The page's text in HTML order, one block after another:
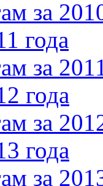
за
года
за
года
за
года
за